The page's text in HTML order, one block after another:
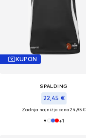
KUPON
SPALDING
22,45 €
Zadnja najnižja cena24,95 €
+1